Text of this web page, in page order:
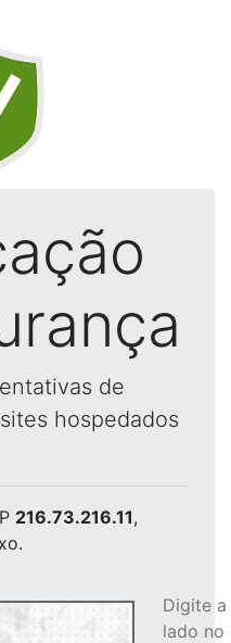
de
hospedados
216.73.216.11,
Digite
lado no